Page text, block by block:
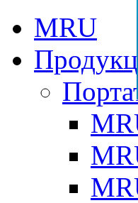
MRU